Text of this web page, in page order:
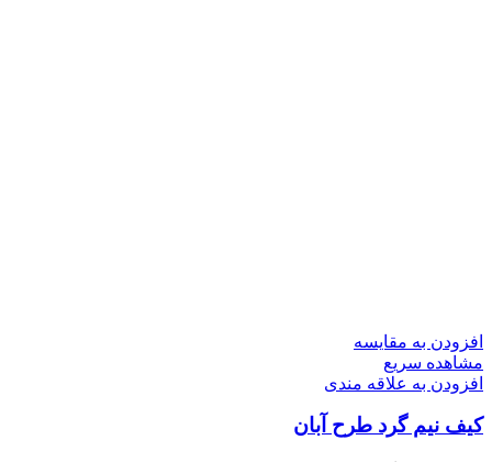
افزودن به مقایسه
مشاهده سریع
افزودن به علاقه مندی
کیف نیم گرد طرح آبان